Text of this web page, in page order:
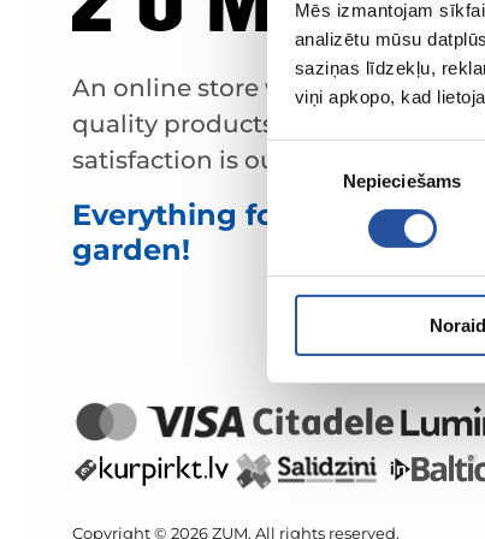
Mēs izmantojam
analizētu mūsu
saziņas līdzekļu,
viņi apkopo, kad
Nepieciešams
An online store with great prices
quality products, where customer
satisfaction is our main value.
Everything for your home
garden!
Copyright © 2026 ZUM. All rights reserved.